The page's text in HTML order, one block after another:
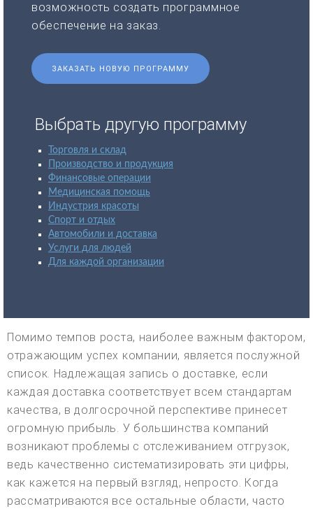
возможность создать программное
обеспечение на заказ.
ЗАКАЗАТЬ НОВУЮ ПРОГРАММУ
Выбрать другую программу
Торговля и склад
Производство и продукция
Финансовые операции
Медицинская помощь
Индустрия красоты
Спорт и отдых
Автомобили и доставка
Услуги для людей
Для каждой организации
Помимо темпов роста, наиболее важным фактором,
отражающим успех компании, является послужной
список. Надлежащая запись о доставке, если
каждая доставка соответствует всем стандартам
качества, в долгосрочной перспективе принесет
огромную прибыль. У большинства компаний
возникают проблемы с отслеживанием отгрузок,
ведь качественно систематизировать эти цифры,
как кажется на первый взгляд, непросто. Когда
рассматриваются все остальные области, часто